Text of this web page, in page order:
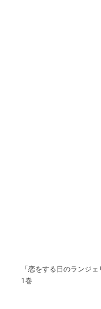
「恋をする日のランジェ
1巻